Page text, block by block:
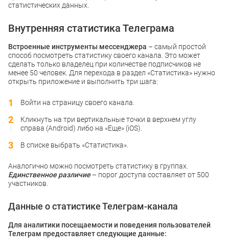
статистических данных.
Внутренняя статистика Телеграма
Встроенные инструменты мессенджера – самый простой
способ посмотреть статистику своего канала. Это может
сделать только владелец при количестве подписчиков не
менее 50 человек. Для перехода в раздел «Статистика» нужно
открыть приложение и выполнить три шага:
Войти на страницу своего канала.
Кликнуть на три вертикальные точки в верхнем углу
справа (Android) либо на «Еще» (iOS).
В списке выбрать «Статистика».
Аналогично можно посмотреть статистику в группах.
Единственное различие– порог доступа составляет от 500
участников.
Данные о статистике Телеграм-канала
Для аналитики посещаемости и поведения пользователей
Телеграм предоставляет следующие данные: